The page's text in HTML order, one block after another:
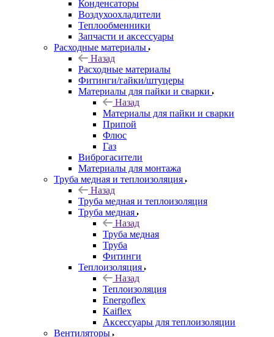
Конденсаторы
Воздухоохладители
Теплообменники
Запчасти и аксессуары
Расходные материалы
Назад
Расходные материалы
Фитинги/гайки/штуцеры
Материалы для пайки и сварки
Назад
Материалы для пайки и сварки
Припой
Флюс
Газ
Виброгасители
Материалы для монтажа
Труба медная и теплоизоляция
Назад
Труба медная и теплоизоляция
Труба медная
Назад
Труба медная
Труба
Фитинги
Теплоизоляция
Назад
Теплоизоляция
Energoflex
Kaiflex
Аксессуары для теплоизоляции
Вентиляторы